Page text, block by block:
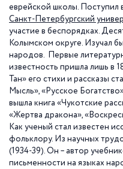
еврейской школы. Поступил
Санкт-Петербургский
участие в беспорядках.
Колымском округе. Изучал
народов. Первые
известность пришла лишь в
Тан» его стихи и рассказы
Мысль», «Русское
вышла книга «Чукотские
«Жертва дракона»,
Как ученый стал известен
фольклору. Из научных
(1934-39). Он – автор
письменности на языках